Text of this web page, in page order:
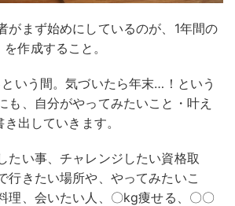
がまず始めにしているのが、1年間の
作成すること。
いう間。気づいたら年末…！という
も、自分がやってみたいこと・叶え
出していきます。
たい事、チャレンジしたい資格取
行きたい場所や、やってみたいこ
理、会いたい人、〇kg痩せる、〇〇